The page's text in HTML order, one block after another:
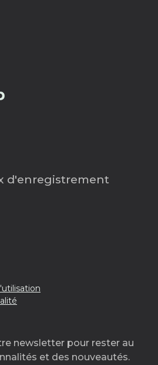
d'enregistrement
newsletter pour rester au
et des nouveautés.